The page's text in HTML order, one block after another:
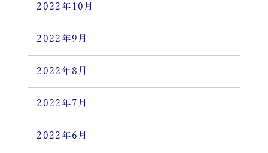
2022年10月
2022年9月
2022年8月
2022年7月
2022年6月